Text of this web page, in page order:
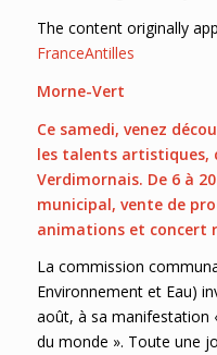
The content originally
FranceAntilles
Morne-Vert
Ce samedi, venez
les talents artistiques,
Verdimornais. De 6 à
municipal, vente de
animations et concert
La commission
Environnement et Eau)
août, à sa manifestation
du monde ». Toute une